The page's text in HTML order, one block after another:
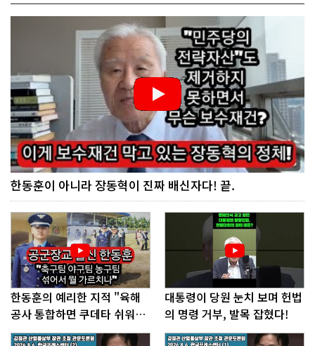
한동훈이 아니라 장동혁이 진짜 배신자다! 끝.
한동훈의 예리한 지적 "육해
공사 통합하면 쿠데타 쉬워진
다"
대통령이 당원 눈치 보며 헌법
의 명령 거부, 발목 잡혔다!